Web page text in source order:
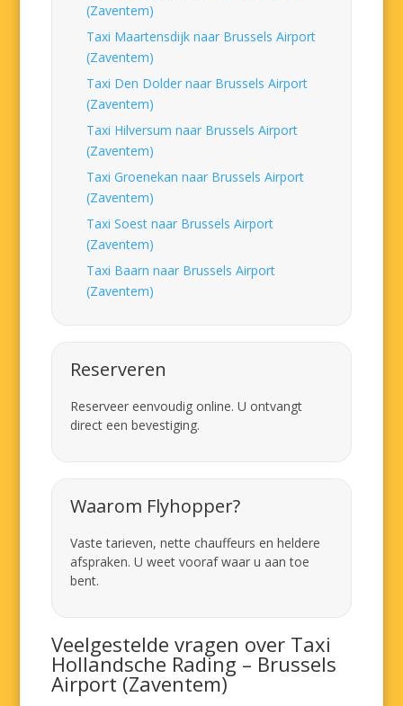
(Zaventem)
Taxi Maartensdijk naar Brussels Airport
(Zaventem)
Taxi Den Dolder naar Brussels Airport
(Zaventem)
Taxi Hilversum naar Brussels Airport
(Zaventem)
Taxi Groenekan naar Brussels Airport
(Zaventem)
Taxi Soest naar Brussels Airport
(Zaventem)
Taxi Baarn naar Brussels Airport
(Zaventem)
Reserveren
Reserveer eenvoudig online. U ontvangt
direct een bevestiging.
Waarom Flyhopper?
Vaste tarieven, nette chauffeurs en heldere
afspraken. U weet vooraf waar u aan toe
bent.
Veelgestelde vragen over Taxi
Hollandsche Rading – Brussels
Airport (Zaventem)